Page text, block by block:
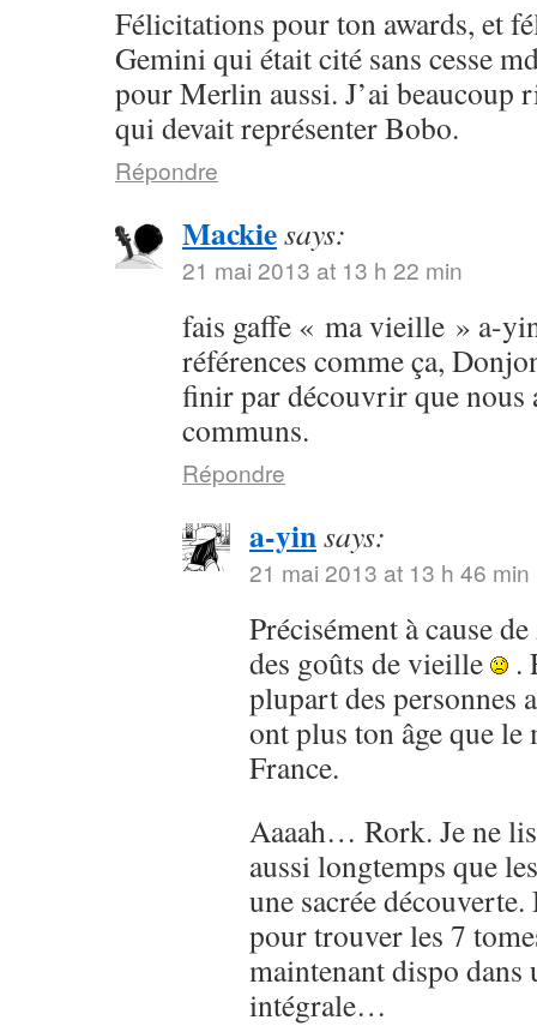
Félicitations pour ton awards, et
Gemini qui était cité sans cesse
pour Merlin aussi. J’ai beaucoup
qui devait représenter Bobo.
Répondre
Mackiesays:
21 mai 2013 at 13 h 22 min
fais gaffe « ma vieille » a-
références comme ça,
finir par découvrir que nous
communs.
Répondre
a-yinsays:
21 mai 2013 at 13 h 46 min
Précisément à cause
des goûts de vieille
.
plupart des personnes
ont plus ton âge que
France.
Aaaah… Rork. Je ne
aussi longtemps que
une sacrée
pour trouver les 7
maintenant dispo dans
intégrale…